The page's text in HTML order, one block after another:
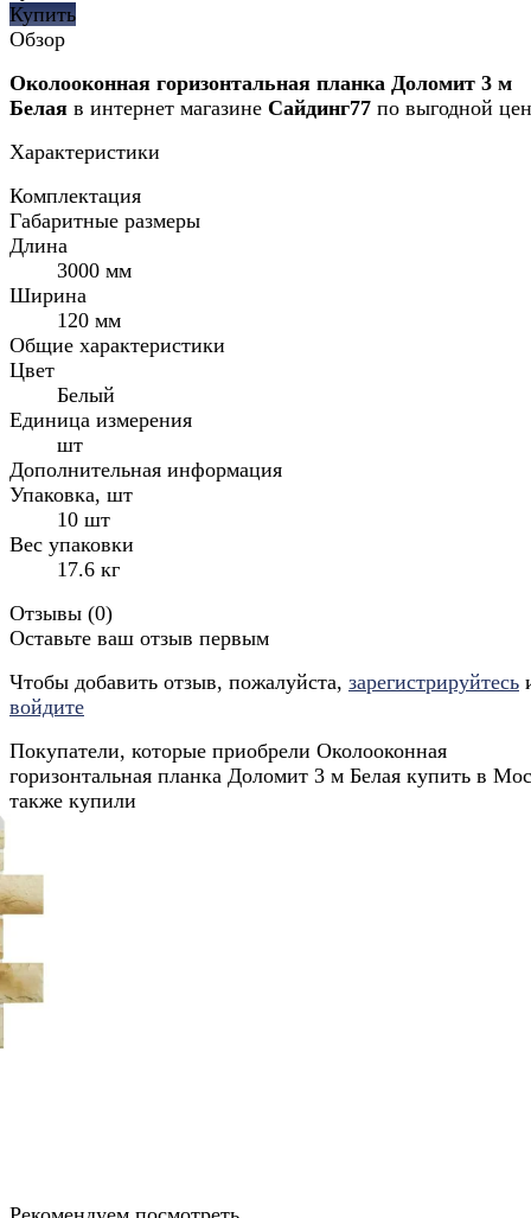
Купить
Обзор
Околооконная горизонтальная планка Доломит 3 м
Белая в интернет магазине Сайдинг77 по выгодной
Характеристики
Комплектация
Габаритные размеры
Длина
3000 мм
Ширина
120 мм
Общие характеристики
Цвет
Белый
Единица измерения
шт
Дополнительная информация
Упаковка, шт
10 шт
Вес упаковки
17.6 кг
Отзывы (0)
Оставьте ваш отзыв первым
Чтобы добавить отзыв, пожалуйста, зарегистрируйтесь
войдите
Покупатели, которые приобрели Околооконная
горизонтальная планка Доломит 3 м Белая купить в
также купили